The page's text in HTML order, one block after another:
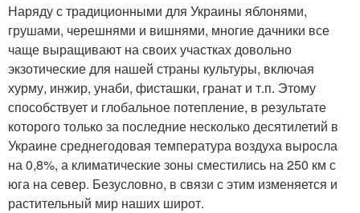
Наряду с традиционными для Украины яблонями,
грушами, черешнями и вишнями, многие дачники все
чаще выращивают на своих участках довольно
экзотические для нашей страны культуры, включая
хурму, инжир, унаби, фисташки, гранат и т.п. Этому
способствует и глобальное потепление, в результате
которого только за последние несколько десятилетий в
Украине среднегодовая температура воздуха выросла
на 0,8%, а климатические зоны сместились на 250 км с
юга на север. Безусловно, в связи с этим изменяется и
растительный мир наших широт.